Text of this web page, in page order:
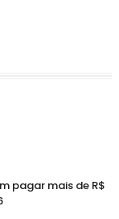
pagar mais de R$